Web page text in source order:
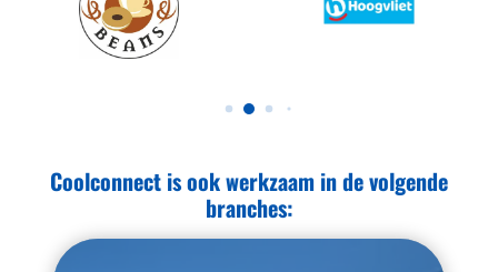
Coolconnect is ook werkzaam in de volgende
branches: